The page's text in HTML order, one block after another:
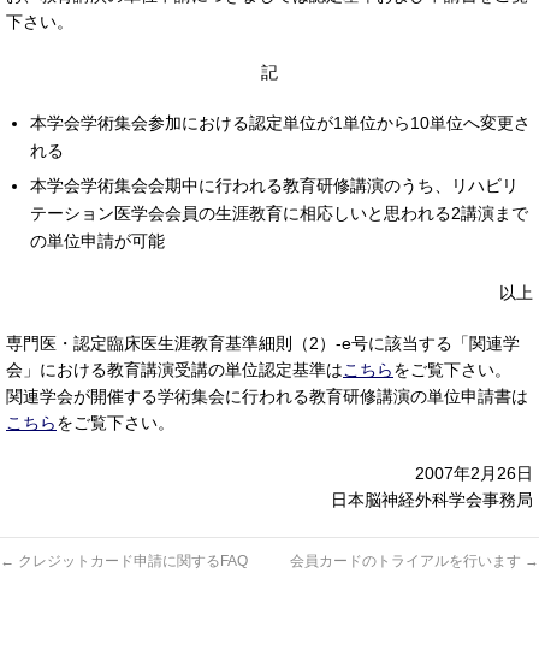
下さい。
記
本学会学術集会参加における認定単位が1単位から10単位へ変更さ
れる
本学会学術集会会期中に行われる教育研修講演のうち、リハビリ
テーション医学会会員の生涯教育に相応しいと思われる2講演まで
の単位申請が可能
以上
専門医・認定臨床医生涯教育基準細則（2）‐e号に該当する「関連学
会」における教育講演受講の単位認定基準はこちらをご覧下さい。
関連学会が開催する学術集会に行われる教育研修講演の単位申請書は
こちらをご覧下さい。
2007年2月26日
日本脳神経外科学会事務局
← クレジットカード申請に関するFAQ 会員カードのトライアルを行います →